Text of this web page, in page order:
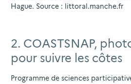
Hague. Source : littoral.manche.fr
2. COASTSNAP,
pour suivre les côtes
Programme de sciences